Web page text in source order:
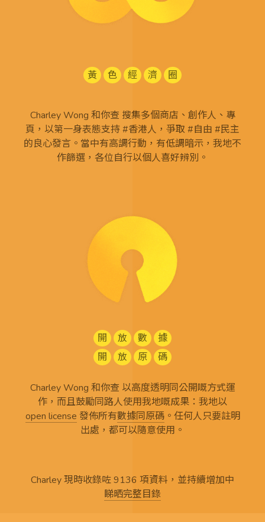
黃 色 經 濟 圈
Charley Wong 和你查 搜集多個商店、創作人、專
頁，以第一身表態支持 #香港人，爭取 #自由 #民主
的良心發言。當中有高調行動，有低調暗示，我地不
作篩選，各位自行以個人喜好辨別。
開 放 數
據
開
放 原 碼
Charley Wong 和你查 以高度透明同公開嘅方式運
作，而且鼓勵同路人使用我地嘅成果：我地以
open license 發佈所有數據同原碼。任何人只要註明
出處，都可以隨意使用。
Charley 現時收錄咗 9136 項資料，並持續增加中
睇晒完整目錄